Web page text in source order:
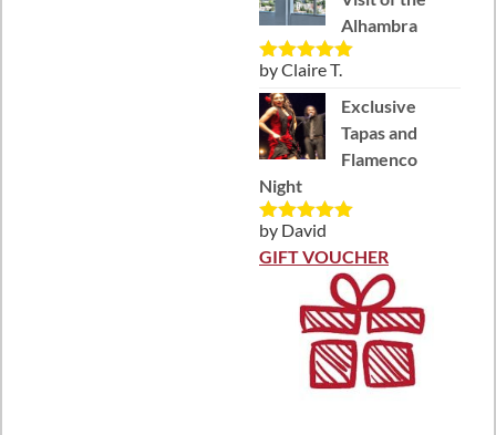
Alhambra
Rated5out
of 5
by Claire T.
Exclusive
Tapas and
Flamenco
Night
Rated5out
of 5
by David
GIFT VOUCHER